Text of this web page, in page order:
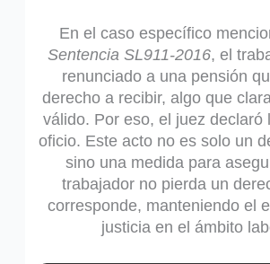
En el caso específico
Sentencia SL911-2016, el
renunciado a una pensión
derecho a recibir, algo que
válido. Por eso, el juez declaró
oficio. Este acto no es solo un
sino una medida para
trabajador no pierda un
corresponde, manteniendo el
justicia en el ámbito